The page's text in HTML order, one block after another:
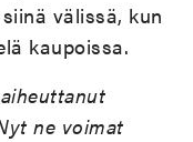
välissä, kun
kaupoissa.
ne voimat